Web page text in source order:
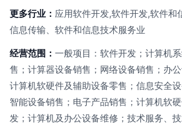
更多行业： 应用软件开发,软件开发,软件和
信息传输、软件和信息技术服务业
经营范围： 一般项目：软件开发；计算机
售；计算器设备销售；网络设备销售；办公
计算机软硬件及辅助设备零售；信息安全
智能设备销售；电子产品销售；计算机软
发；计算机及办公设备维修；技术服务、